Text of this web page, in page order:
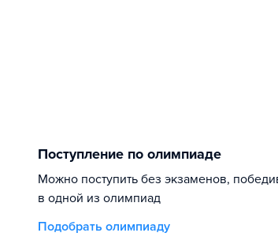
Поступление по олимпиаде
Можно поступить без экзаменов,
в одной из олимпиад
Подобрать олимпиаду